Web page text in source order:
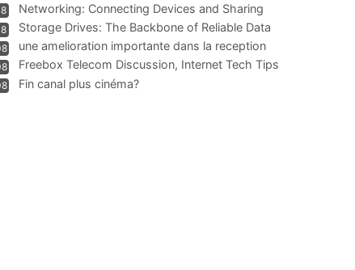
Networking: Connecting Devices and Sharing
Information
Storage Drives: The Backbone of Reliable Data
Management
une amelioration importante dans la reception
WIFI
Freebox Telecom Discussion, Internet Tech Tips
Communi
Fin canal plus cinéma?